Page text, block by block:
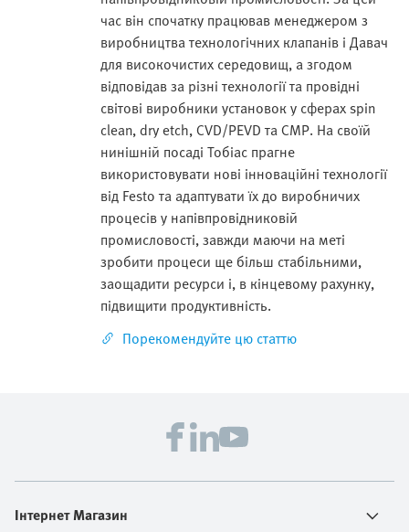
час він спочатку працював менеджером з
виробництва технологічних клапанів і Давач
для високочистих середовищ, а згодом
відповідав за різні технології та провідні
світові виробники установок у сферах spin
clean, dry etch, CVD/PEVD та CMP. На своїй
нинішній посаді Тобіас прагне
використовувати нові інноваційні технології
від Festo та адаптувати їх до виробничих
процесів у напівпровідниковій
промисловості, завжди маючи на меті
зробити процеси ще більш стабільними,
заощадити ресурси і, в кінцевому рахунку,
підвищити продуктивність.
Порекомендуйте цю статтю
Інтернет Магазин